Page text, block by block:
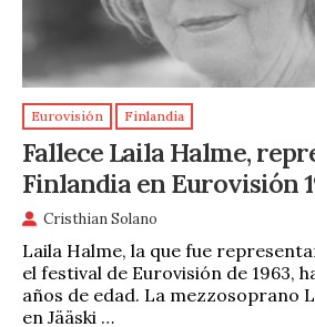
Eurovisión Finlandia
Fallece Laila Halme,
Finlandia en Eurovisión
Cristhian Solano
Laila Halme, la que fue
el festival de Eurovisión de 1963,
años de edad. La mezzosoprano
en Jääski …